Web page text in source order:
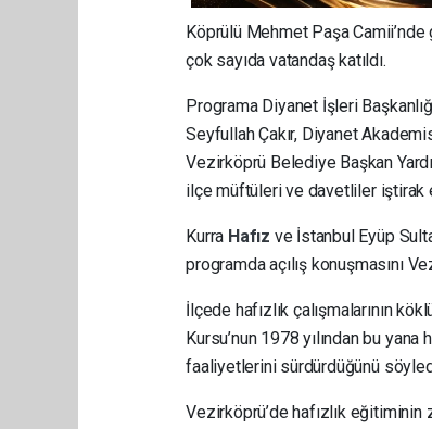
Köprülü Mehmet Paşa
çok sayıda vatandaş katıldı.
Programa Diyanet İşleri
Seyfullah Çakır, Diyanet
Vezirköprü Belediye Başkan
ilçe müftüleri ve davetliler iştirak
Kurra Hafız ve İstanbul Eyüp
programda açılış konuşmasını
İlçede hafızlık çalışmalarının
Kursu’nun 1978 yılından bu
faaliyetlerini sürdürdüğünü
Vezirköprü’de hafızlık